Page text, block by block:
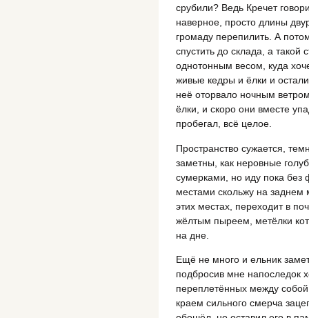
срубили? Ведь Кречет
наверное, просто длины
громаду перепилить. А
спустить до склада, а такой
однотонным весом, куда
живые кедры и ёлки и
неё оторвало ночным
ёлки, и скоро они вместе
пробегал, всё целое.
Пространство сужается,
заметны, как неровные
сумерками, но иду пока без
местами скольжу на заднем
этих местах, переходит в
жёлтым пыреем, метёлки
на дне.
Ещё не много и ельник
подбросив мне напоследок
переплетённых между
краем сильного смерча